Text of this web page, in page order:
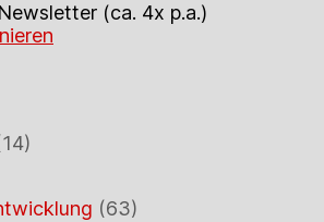
(ca. 4x p.a.)
(63)